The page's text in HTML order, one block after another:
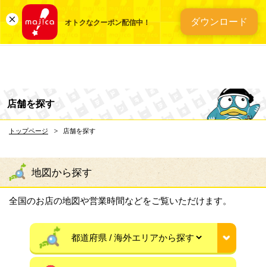
オトクなクーポン配信中！ ダウンロード
総合ディスカウント
店舗を探す
トップページ 店舗を探す
地図から探す
全国のお店の地図や営業時間などをご覧いただけます。